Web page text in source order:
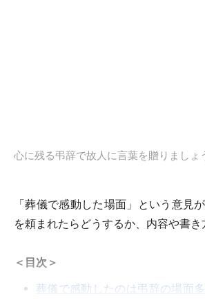
心に残る弔辞で故人に言葉を贈りましょ
「葬儀で感動した場面」という意見
を頼まれたらどうするか、内容や書き
＜目次＞
葬儀で感動したのは弔辞の場面